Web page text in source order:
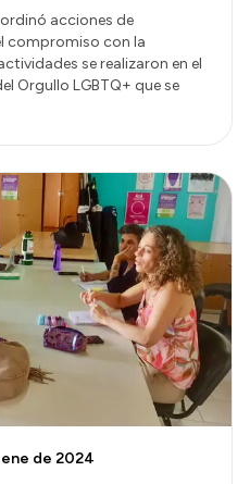
acciones de
compromiso con la
se realizaron en el
Orgullo LGBTQ+ que se
de 2024